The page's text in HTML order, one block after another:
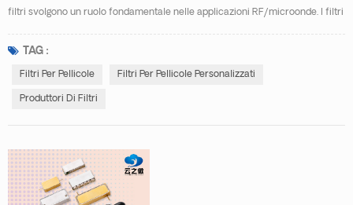
filtri svolgono un ruolo fondamentale nelle applicazioni RF/microonde. I filtri
integrare nei circuiti integrati monolitici. Sfruttando la nostra tecnologia
proprietaria miniaturizzata a film sottile nella progettazione e fabbricazione
TAG :
Filtri Per Pellicole Filtri Per Pellicole Personalizzati
Produttori Di Filtri